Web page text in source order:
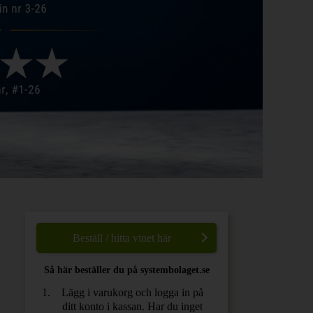
Beställ / hitta vinet här
Så här beställer du på systembolaget.se
Lägg i varukorg och logga in på
ditt konto i kassan. Har du inget